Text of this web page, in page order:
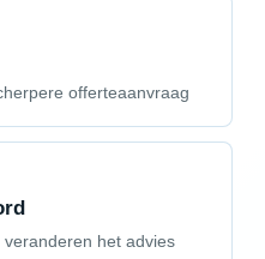
offerteaanvraag
het advies